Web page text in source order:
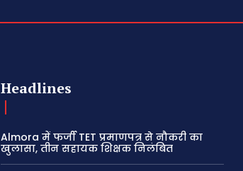
Headlines
Almora में फर्जी TET प्रमाणपत्र से नौकरी का
खुलासा, तीन सहायक शिक्षक निलंबित